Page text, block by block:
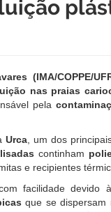
(IMA/COPPE/
nas praias
pela
Urca, um dos
continham
e recipientes
facilidade devido
que se dispersam